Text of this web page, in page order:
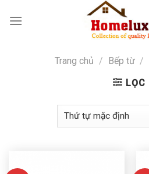
Trang chủ / Bếp từ /
LỌC